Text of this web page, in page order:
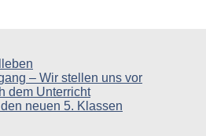
– Wir stellen uns vor
dem Unterricht
neuen 5. Klassen